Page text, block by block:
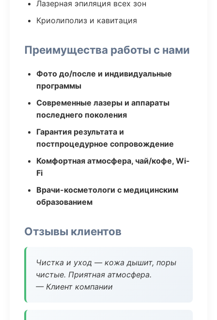
Лазерная эпиляция всех зон
Криолиполиз и кавитация
Преимущества работы с нами
Фото до/после и индивидуальные
программы
Современные лазеры и аппараты
последнего поколения
Гарантия результата и
постпроцедурное сопровождение
Комфортная атмосфера, чай/кофе, Wi-
Fi
Врачи-косметологи с медицинским
образованием
Отзывы клиентов
Чистка и уход — кожа дышит, поры
чистые. Приятная атмосфера.
— Клиент компании